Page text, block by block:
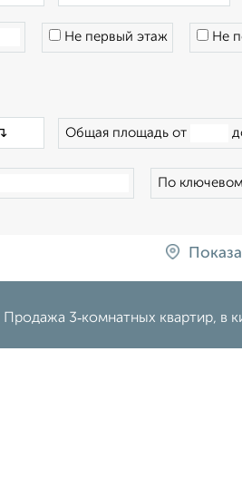
Не первый этаж Не
Общая площадь от
По
Продажа 3‑комнатных квартир, в